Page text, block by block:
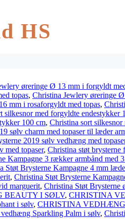
HS
øreringe Ø 13 mm i forgyldt
topas, Christina Jewlery øreringe
mm i rosaforgyldt med topas,
silkesnor med forgyldte endestykker
100 cm, Christina sort
sølv charm med topaser til læder
2019 sølv vedhæng med
med topaser, Christina støt
Kampagne 3 rækker armbånd med
Støt Brysterne Kampagne 4 mm
, Christina Støt Brysterne
marguerit, Christina Støt Brysterne
BEAUTY I SØLV, CHRISTINA
i sølv, CHRISTINA
Sparkling Palm i sølv,